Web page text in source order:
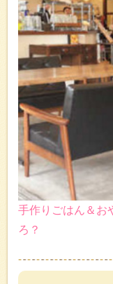
手作りごはん＆お
ろ？